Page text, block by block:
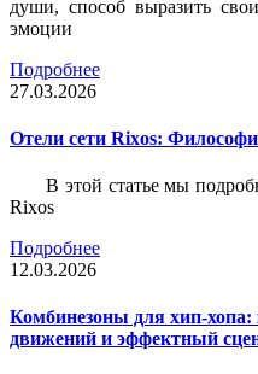
души, способ выразить
эмоции
Подробнее
27.03.2026
Отели сети Rixos:
В этой статье мы
Rixos
Подробнее
12.03.2026
Комбинезоны для хип-хопа:
движений и эффектный